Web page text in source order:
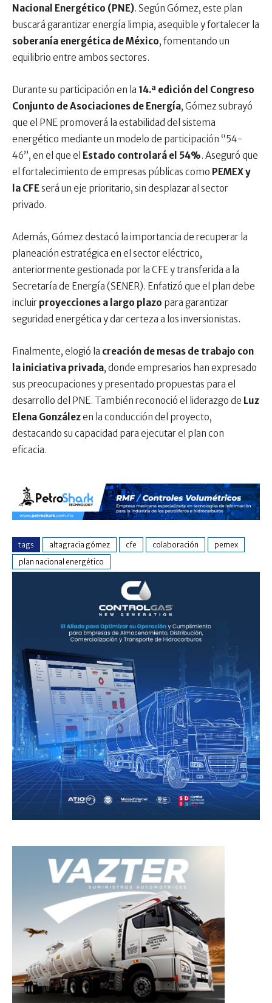
Nacional Energético (PNE). Según Gómez, este plan
buscará garantizar energía limpia, asequible y fortalecer la
soberanía energética de México, fomentando un
equilibrio entre ambos sectores.
Durante su participación en la 14.ª edición del Congreso
Conjunto de Asociaciones de Energía, Gómez subrayó
que el PNE promoverá la estabilidad del sistema
energético mediante un modelo de participación “54-
46”, en el que el Estado controlará el 54%. Aseguró que
el fortalecimiento de empresas públicas como PEMEX y
la CFEserá un eje prioritario, sin desplazar al sector
privado.
Además, Gómez destacó la importancia de recuperar la
planeación estratégica en el sector eléctrico,
anteriormente gestionada por la CFE y transferida a la
Secretaría de Energía (SENER). Enfatizó que el plan debe
incluir proyecciones a largo plazo para garantizar
seguridad energética y dar certeza a los inversionistas.
Finalmente, elogió la creación de mesas de trabajo con
la iniciativa privada, donde empresarios han expresado
sus preocupaciones y presentado propuestas para el
desarrollo del PNE. También reconoció el liderazgo de Luz
Elena Gonzálezen la conducción del proyecto,
destacando su capacidad para ejecutar el plan con
eficacia.
tags altagracia gómez cfe colaboración
pemex
plan nacional energético